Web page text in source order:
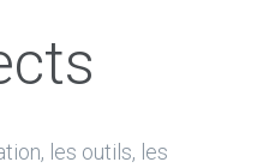
les outils, les